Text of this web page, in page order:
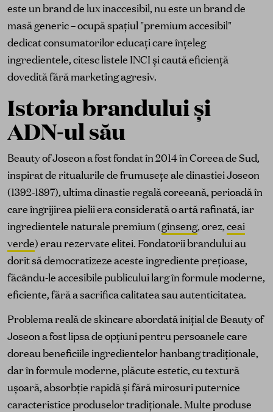
este un brand de lux inaccesibil, nu este un brand de
masă generic – ocupă spațiul "premium accesibil"
dedicat consumatorilor educați care înțeleg
ingredientele, citesc listele INCI și caută eficiență
dovedită fără marketing agresiv.
Istoria brandului și
ADN-ul său
Beauty of Joseon a fost fondat în 2014 în Coreea de Sud,
inspirat de ritualurile de frumusețe ale dinastiei Joseon
(1392-1897), ultima dinastie regală coreeană, perioadă în
care îngrijirea pielii era considerată o artă rafinată, iar
ingredientele naturale premium (ginseng, orez,ceai
verde) erau rezervate elitei. Fondatorii brandului au
dorit să democratizeze aceste ingrediente prețioase,
făcându-le accesibile publicului larg în formule moderne,
eficiente, fără a sacrifica calitatea sau autenticitatea.
Problema reală de skincare abordată inițial de Beauty of
Joseon a fost lipsa de opțiuni pentru persoanele care
doreau beneficiile ingredientelor hanbang tradiționale,
dar în formule moderne, plăcute estetic, cu textură
ușoară, absorbție rapidă și fără mirosuri puternice
caracteristice produselor tradiționale. Multe produse